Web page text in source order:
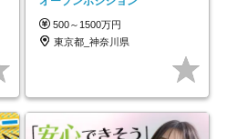
500～1500万円
東京都_神奈川県